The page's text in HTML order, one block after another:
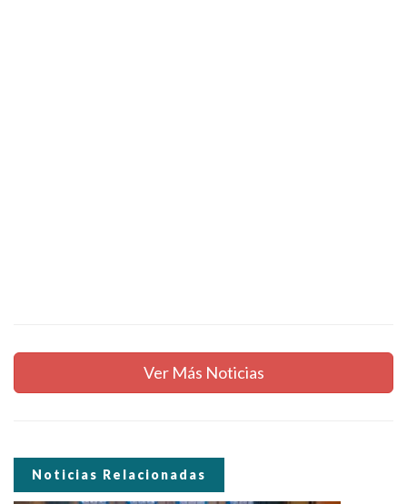
Ver Más Noticias
Noticias Relacionadas